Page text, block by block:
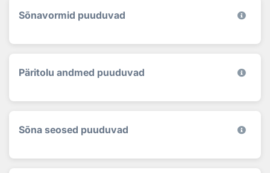
Sõnavormid puuduvad
Päritolu andmed puuduvad
Sõna seosed puuduvad